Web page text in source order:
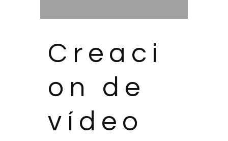
Creaci
on de
vídeo